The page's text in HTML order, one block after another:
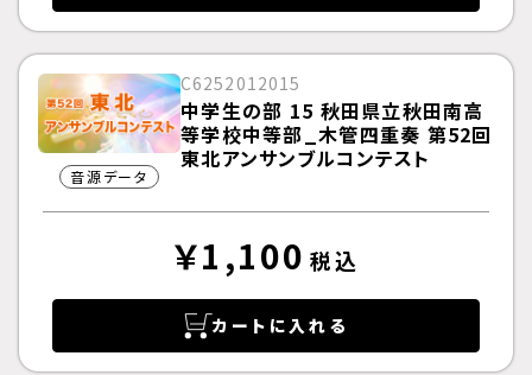
音源データ
C6252012015
中学生の部 15 秋田県立秋田南高
等学校中等部_木管四重奏 第52回
東北アンサンブルコンテスト
￥1,100 税込
カートに入れる